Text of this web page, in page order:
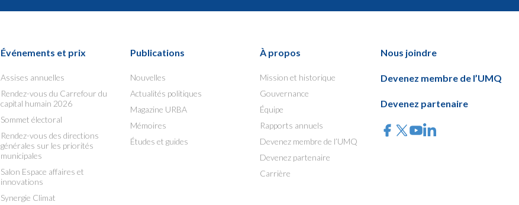
Événements et prix
Assises annuelles
Rendez-vous du Carrefour du
capital humain 2026
Sommet électoral
Rendez-vous des directions
générales sur les priorités
municipales
Salon Espace affaires et
innovations
Synergie Climat
Publications
Nouvelles
Actualités politiques
Magazine URBA
Mémoires
Études et guides
À propos
Mission et historique
Gouvernance
Équipe
Rapports annuels
Devenez membre de l’UMQ
Devenez partenaire
Carrière
Nous joindre
Devenez membre de l’UMQ
Devenez partenaire